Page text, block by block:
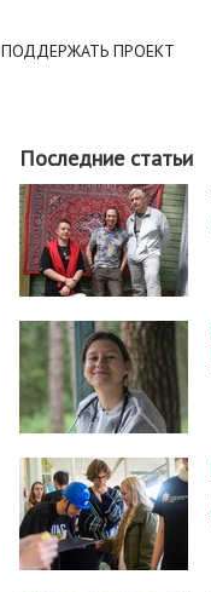
ПОДДЕРЖАТЬ ПРОЕКТ
Последние статьи